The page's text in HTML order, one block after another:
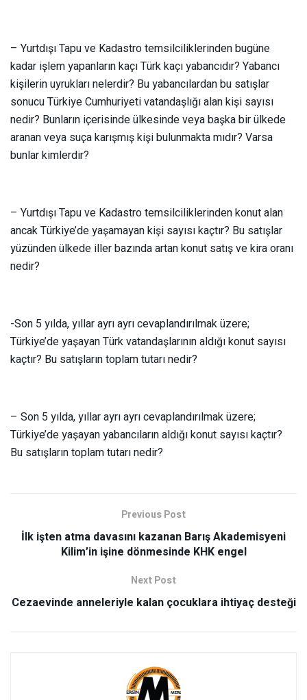
– Yurtdışı Tapu ve Kadastro temsilciliklerinden bugüne
kadar işlem yapanların kaçı Türk kaçı yabancıdır? Yabancı
kişilerin uyrukları nelerdir? Bu yabancılardan bu satışlar
sonucu Türkiye Cumhuriyeti vatandaşlığı alan kişi sayısı
nedir? Bunların içerisinde ülkesinde veya başka bir ülkede
aranan veya suça karışmış kişi bulunmakta mıdır? Varsa
bunlar kimlerdir?
– Yurtdışı Tapu ve Kadastro temsilciliklerinden konut alan
ancak Türkiye’de yaşamayan kişi sayısı kaçtır? Bu satışlar
yüzünden ülkede iller bazında artan konut satış ve kira oranı
nedir?
-Son 5 yılda, yıllar ayrı ayrı cevaplandırılmak üzere;
Türkiye’de yaşayan Türk vatandaşlarının aldığı konut sayısı
kaçtır? Bu satışların toplam tutarı nedir?
– Son 5 yılda, yıllar ayrı ayrı cevaplandırılmak üzere;
Türkiye’de yaşayan yabancıların aldığı konut sayısı kaçtır?
Bu satışların toplam tutarı nedir?
Previous Post
İlk işten atma davasını kazanan Barış Akademisyeni
Kilim’in işine dönmesinde KHK engel
Next Post
Cezaevinde anneleriyle kalan çocuklara ihtiyaç desteği